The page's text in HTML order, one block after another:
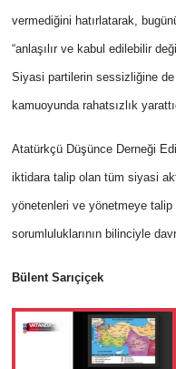
vermediğini hatırlatarak,
“anlaşılır ve kabul edilebilir
Siyasi partilerin sessizliğine
kamuoyunda rahatsızlık
Atatürkçü Düşünce Derneği
iktidara talip olan tüm siyasi
yönetenleri ve yönetmeye talip
sorumluluklarının bilinciyle
Bülent Sarıçiçek